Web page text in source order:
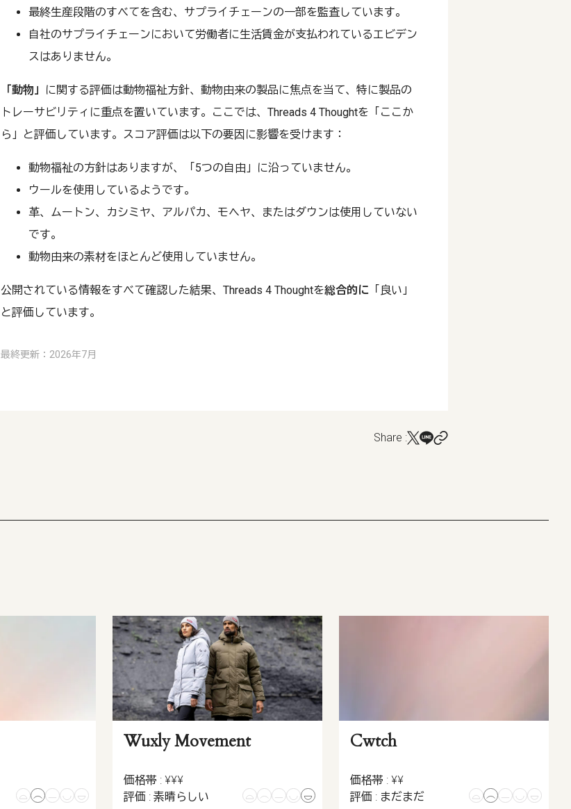
最終生産段階のすべてを含む、サプライチェーンの一部を監査しています。
自社のサプライチェーンにおいて労働者に生活賃金が支払われているエビデン
スはありません。
「動物」
に関する評価は動物福祉方針、動物由来の製品に焦点を当て、特に製品の
トレーサビリティに重点を置いています。ここでは、Threads 4 Thoughtを「ここか
ら」と評価しています。スコア評価は以下の要因に影響を受けます：
動物福祉の方針はありますが、「5つの自由」に沿っていません。
ウールを使用しているようです。
革、ムートン、カシミヤ、アルパカ、モヘヤ、またはダウンは使用していない
です。
動物由来の素材をほとんど使用していません。
公開されている情報をすべて確認した結果、Threads 4 Thoughtを総合的に 「良い」
と評価しています。
最終更新：2026年7月
Share :
Wuxly Movement
価格帯 : ¥¥¥
評価 : 素晴らしい
Cwtch
価格帯 : ¥¥
評価 : まだまだ